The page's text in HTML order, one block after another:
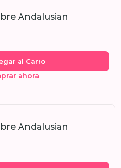
Andalusian
al Carro
ahora
Andalusian